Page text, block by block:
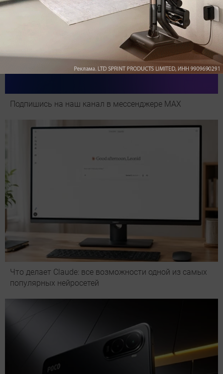
Подпишись на наш канал в мессенджере МАХ
Что делает Сlaude: все возможности одной из самых
популярных нейросетей